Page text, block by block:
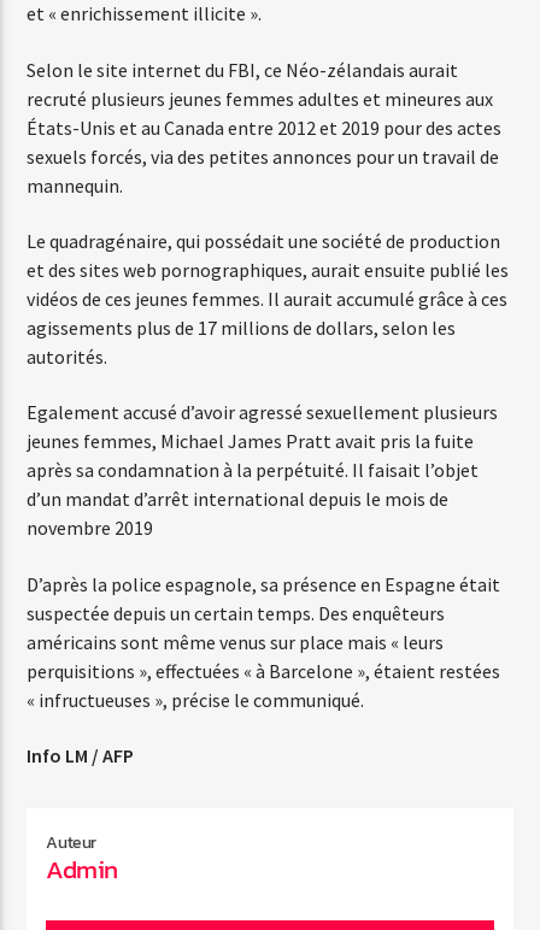
Web-Radio-Italia
et « enrichissement illicite ».
Selon le site internet du FBI, ce Néo-zélandais aurait
recruté plusieurs jeunes femmes adultes et mineures aux
États-Unis et au Canada entre 2012 et 2019 pour des actes
sexuels forcés, via des petites annonces pour un travail de
mannequin.
Le quadragénaire, qui possédait une société de production
et des sites web pornographiques, aurait ensuite publié les
vidéos de ces jeunes femmes. Il aurait accumulé grâce à ces
agissements plus de 17 millions de dollars, selon les
autorités.
Egalement accusé d’avoir agressé sexuellement plusieurs
jeunes femmes, Michael James Pratt avait pris la fuite
après sa condamnation à la perpétuité. Il faisait l’objet
d’un mandat d’arrêt international depuis le mois de
novembre 2019
D’après la police espagnole, sa présence en Espagne était
suspectée depuis un certain temps. Des enquêteurs
américains sont même venus sur place mais « leurs
perquisitions », effectuées « à Barcelone », étaient restées
« infructueuses », précise le communiqué.
Info LM / AFP
Auteur
Admin